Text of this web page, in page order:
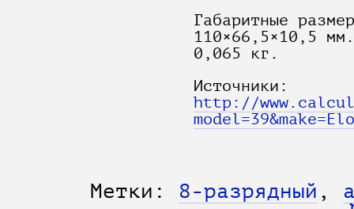
Габаритные
110×66,5×10,5
0,065 кг.
Источники:
http://
Метки: 8-разрядный ,